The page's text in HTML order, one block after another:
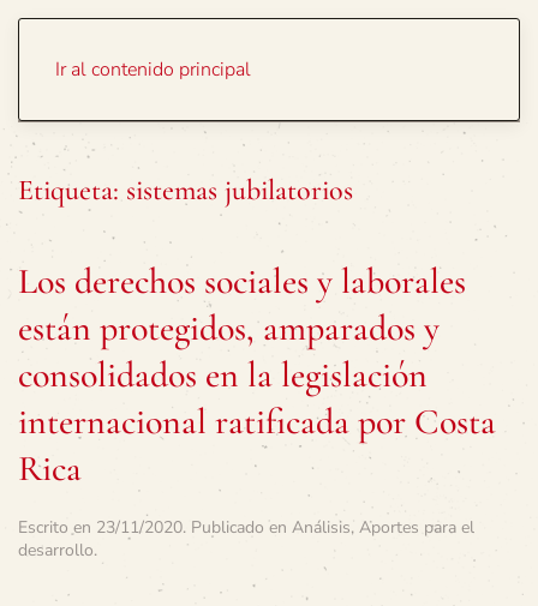
Ir al contenido principal
Etiqueta: sistemas jubilatorios
Los derechos sociales y laborales
están protegidos, amparados y
consolidados en la legislación
internacional ratificada por Costa
Rica
Escrito en 23/11/2020. Publicado en Análisis, Aportes para el
desarrollo.